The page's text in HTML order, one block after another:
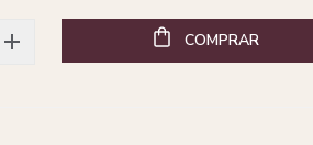
COMPRAR